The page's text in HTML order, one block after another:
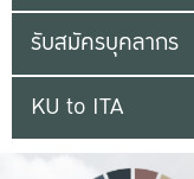
รับสมัครบุคลากร
KU to ITA